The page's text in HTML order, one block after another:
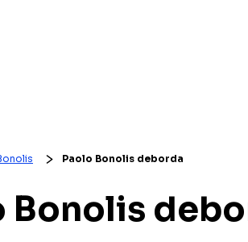
Paolo Bonolis deborda
Bonolis